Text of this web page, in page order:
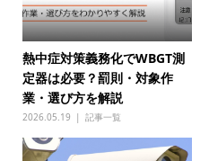
熱中症対策義務化でWBGT測
定器は必要？罰則・対象作
業・選び方を解説
2026.05.19 記事一覧